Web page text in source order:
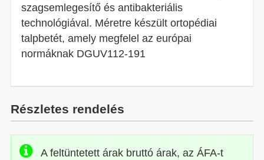
szagsemlegesítő és antibakteriális
technológiával. Méretre készült ortopédiai
talpbetét, amely megfelel az európai
normáknak DGUV112-191
Részletes rendelés
A feltüntetett árak bruttó árak, az ÁFA-t